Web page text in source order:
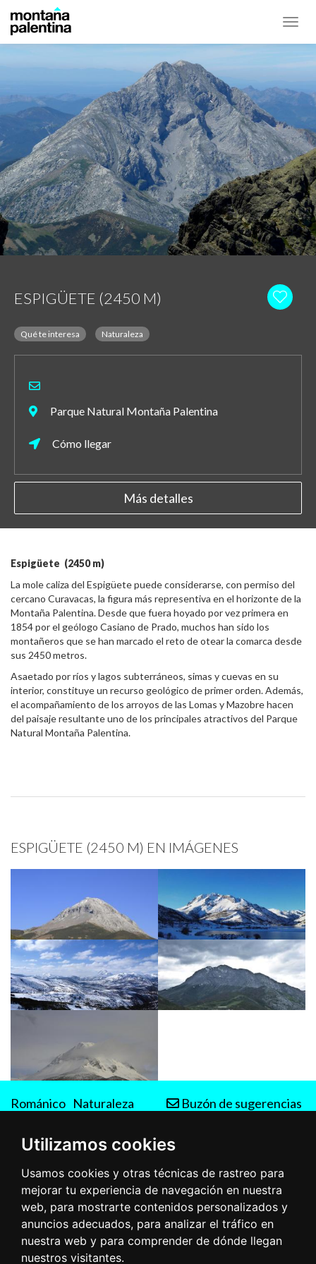
Utilizamos cookies
Usamos cookies y otras técnicas de rastreo para
mejorar tu experiencia de navegación en nuestra
web, para mostrarte contenidos personalizados y
anuncios adecuados, para analizar el tráfico en
nuestra web y para comprender de dónde llegan
nuestros visitantes.
ESPIGÜETE (2450 M)
Qué te interesa Naturaleza
Parque Natural Montaña Palentina
Cómo llegar
Más detalles
Espigüete (2450 m)
La mole caliza del Espigüete puede considerarse, con permiso del
cercano Curavacas, la figura más representiva en el horizonte de la
Montaña Palentina. Desde que fuera hoyado por vez primera en
1854 por el geólogo Casiano de Prado, muchos han sido los
montañeros que se han marcado el reto de otear la comarca desde
sus 2450 metros.
Asaetado por ríos y lagos subterráneos, simas y cuevas en su
interior, constituye un recurso geológico de primer orden. Además,
el acompañamiento de los arroyos de las Lomas y Mazobre hacen
del paisaje resultante uno de los principales atractivos del Parque
Natural Montaña Palentina.
ESPIGÜETE (2450 M) EN IMÁGENES
Románico Naturaleza
Buzón de sugerencias